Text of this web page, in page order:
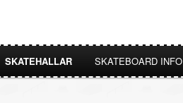
SKATEHALLAR SKATEBOARD INFO